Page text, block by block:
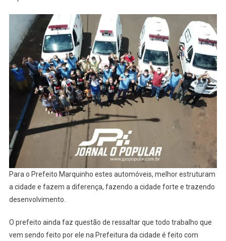
PELA
E
Para o Prefeito Marquinho estes automóveis, melhor estruturam
a cidade e fazem a diferença, fazendo a cidade forte e trazendo
desenvolvimento.
O prefeito ainda faz questão de ressaltar que todo trabalho que
vem sendo feito por ele na Prefeitura da cidade é feito com